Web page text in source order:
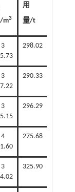
m3
用
量/t
3
298.02
3
290.33
3
296.29
4
275.68
3
325.90